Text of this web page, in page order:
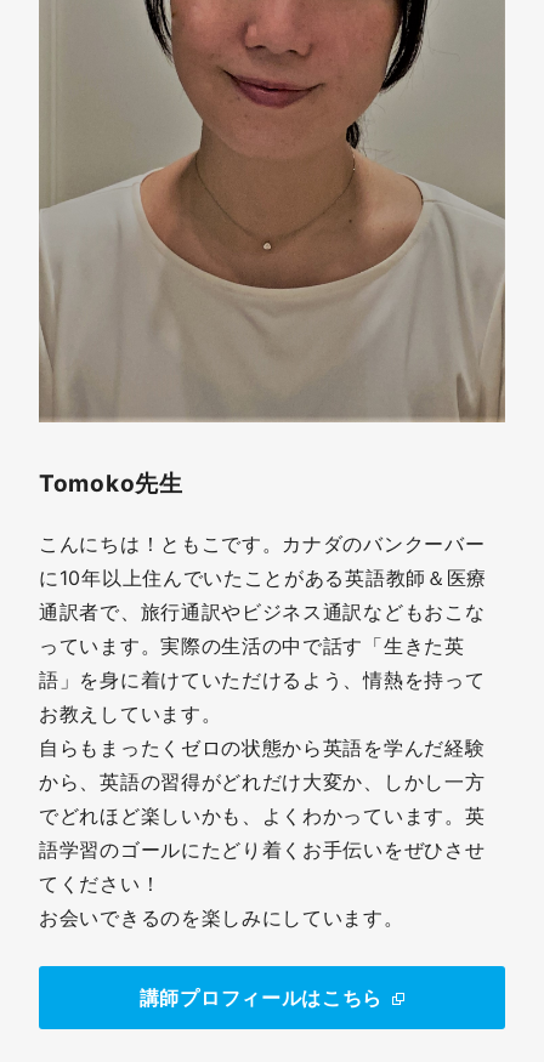
Tomoko先生
こんにちは！ともこです。カナダのバンクーバー
に10年以上住んでいたことがある英語教師＆医療
通訳者で、旅行通訳やビジネス通訳などもおこな
っています。実際の生活の中で話す「生きた英
語」を身に着けていただけるよう、情熱を持って
お教えしています。
自らもまったくゼロの状態から英語を学んだ経験
から、英語の習得がどれだけ大変か、しかし一方
でどれほど楽しいかも、よくわかっています。英
語学習のゴールにたどり着くお手伝いをぜひさせ
てください！
お会いできるのを楽しみにしています。
講師プロフィールはこちら